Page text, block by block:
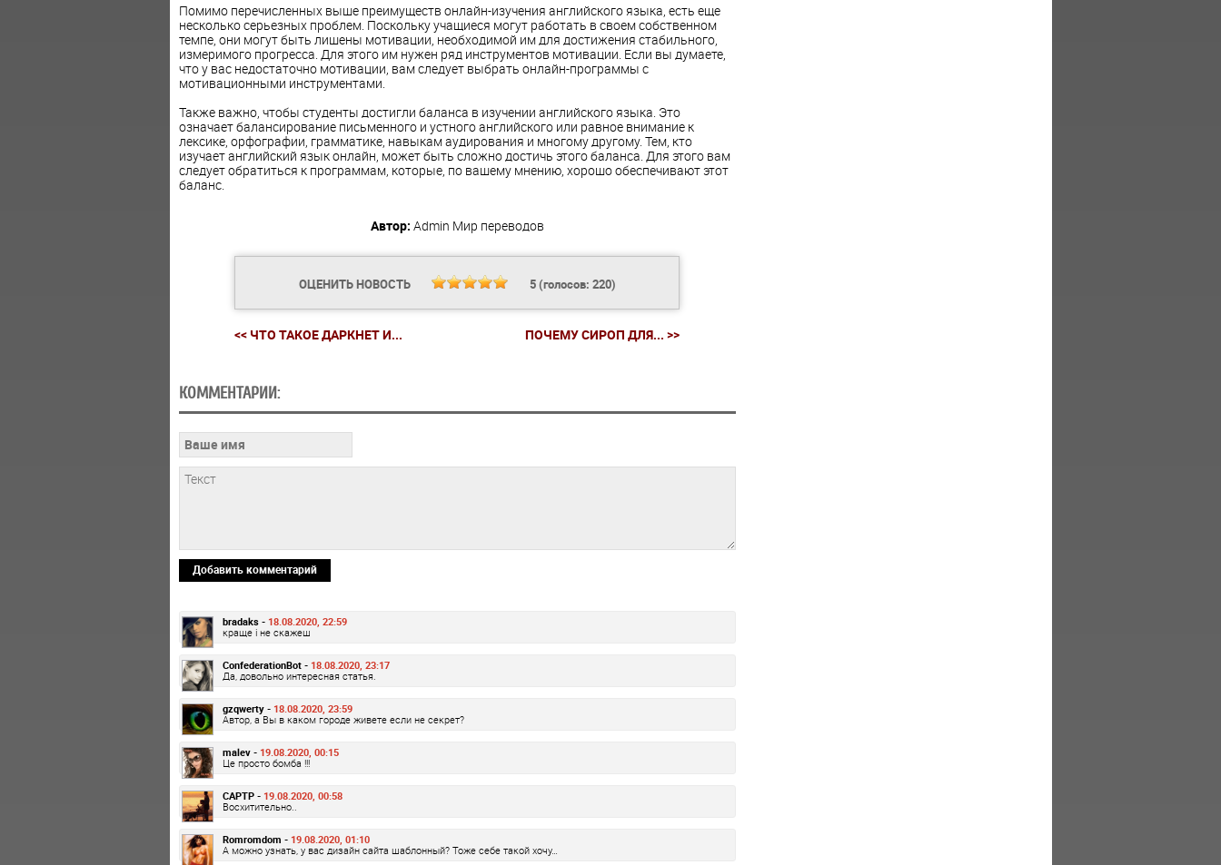
Помимо перечисленных выше преимуществ онлайн-изучения английского языка, есть еще
несколько серьезных проблем. Поскольку учащиеся могут работать в своем собственном
темпе, они могут быть лишены мотивации, необходимой им для достижения стабильного,
измеримого прогресса. Для этого им нужен ряд инструментов мотивации. Если вы думаете,
что у вас недостаточно мотивации, вам следует выбрать онлайн-программы с
мотивационными инструментами.
Также важно, чтобы студенты достигли баланса в изучении английского языка. Это
означает балансирование письменного и устного английского или равное внимание к
лексике, орфографии, грамматике, навыкам аудирования и многому другому. Тем, кто
изучает английский язык онлайн, может быть сложно достичь этого баланса. Для этого вам
следует обратиться к программам, которые, по вашему мнению, хорошо обеспечивают этот
баланс.
Автор: Admin Мир переводов
ОЦЕНИТЬ НОВОСТЬ 5(голосов: 220)
<< ЧТО ТАКОЕ ДАРКНЕТ И... ПОЧЕМУ СИРОП ДЛЯ... >>
КОММЕНТАРИИ:
Добавить комментарий
bradaks - 18.08.2020, 22:59
краще і не скажеш
ConfederationBot - 18.08.2020, 23:17
Да, довольно интересная статья.
gzqwerty - 18.08.2020, 23:59
Автор, а Вы в каком городе живете если не секрет?
malev - 19.08.2020, 00:15
Це просто бомба !!!
CAPTP - 19.08.2020, 00:58
Восхитительно..
Romromdom - 19.08.2020, 01:10
А можно узнать, у вас дизайн сайта шаблонный? Тоже себе такой хочу…